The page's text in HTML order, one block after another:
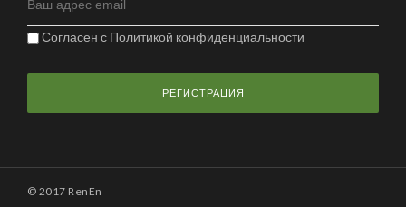
Согласен с Политикой конфиденциальности
© 2017 RenEn